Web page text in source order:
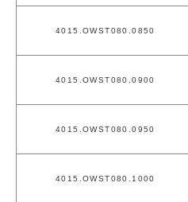
4015.OWST080.0850
4015.OWST080.0900
4015.OWST080.0950
4015.OWST080.1000